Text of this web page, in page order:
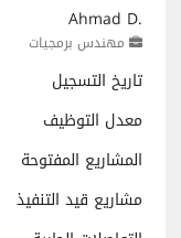
Ahmad D.
مهندس برمجيات
تاريخ التسجيل
معدل التوظيف
المشاريع المفتوحة
مشاريع قيد التنفيذ